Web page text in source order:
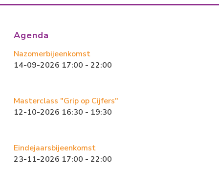
Agenda
Nazomerbijeenkomst
14-09-2026 17:00 - 22:00
Masterclass "Grip op Cijfers"
12-10-2026 16:30 - 19:30
Eindejaarsbijeenkomst
23-11-2026 17:00 - 22:00